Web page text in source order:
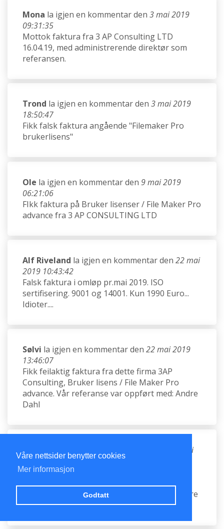
Våre nettsider benytter cookies
Mer informasjon
Godtatt
Mona la igjen en kommentar den 3 mai 2019
09:31:35
Mottok faktura fra 3 AP Consulting LTD
16.04.19, med administrerende direktør som
referansen.
Trond la igjen en kommentar den 3 mai 2019
18:50:47
Fikk falsk faktura angående "Filemaker Pro
brukerlisens"
Ole la igjen en kommentar den 9 mai 2019
06:21:06
FIkk faktura på Bruker lisenser / File Maker Pro
advance fra 3 AP CONSULTING LTD
Alf Riveland la igjen en kommentar den 22 mai
2019 10:43:42
Falsk faktura i omløp pr.mai 2019. ISO
sertifisering. 9001 og 14001. Kun 1990 Euro...
Idioter....
Sølvi la igjen en kommentar den 22 mai 2019
13:46:07
Fikk feilaktig faktura fra dette firma 3AP
Consulting, Bruker lisens / File Maker Pro
advance. Vår referanse var oppført med: Andre
Dahl
A. Våge AS la igjen en kommentar den
27 mai
2019 08:06:42
Fikk feilaktig faktura fra dette firma 3AP
Consulting, Bruker lisens / File Maker Pro
advance. Vår referanse var oppført med: Andre
Dahl